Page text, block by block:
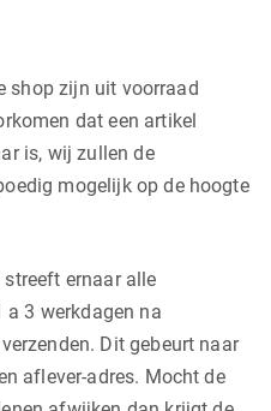
shop zijn uit voorraad
dat een artikel
is, wij zullen de
mogelijk op de hoogte
streeft ernaar alle
a 3 werkdagen na
Dit gebeurt naar
aflever-adres. Mocht de